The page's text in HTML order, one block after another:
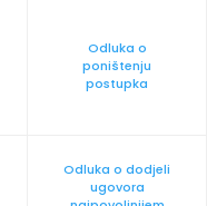
Odluka o
poništenju
postupka
Odluka o dodjeli
ugovora